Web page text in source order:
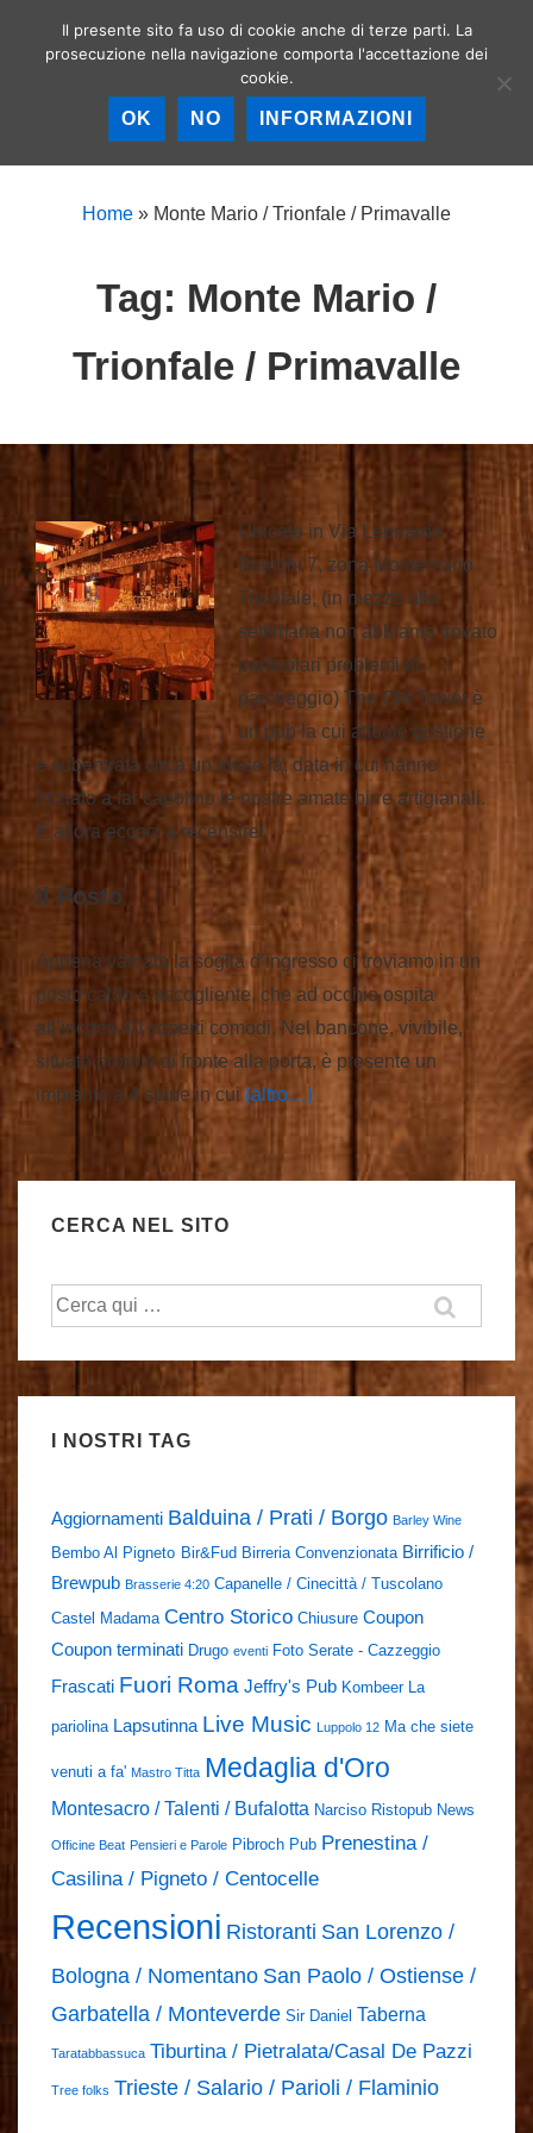
Birrerie artigianali a
Roma – La birra
artigianale nella
principaleHome » Monte Mario / Trionfale / Primavalle
Tag: Monte Mario /
Trionfale / Primavalle
Ubicato in Via Leonardo
Bianchi 7, zona Montemario
Trionfale, (in mezzo alla
settimana non abbiamo trovato
particolari problemi di
parcheggio) The Old Tower è
un pub la cui attuale gestione
è subentrata circa un mese fà, data in cui hanno
iniziato a far capolino le nostre amate birre artigianali.
E allora eccoci a recensire!
Il Posto
Appena varcata la soglia d’ingresso ci troviamo in un
posto caldo e accogliente, che ad occhio ospita
all’incirca 40 coperti comodi. Nel bancone, vivibile,
situato proprio di fronte alla porta, è presente un
impianto a 4 spine in cui (altro…)
CERCA NEL SITO
Cerca:
I NOSTRI TAG
Aggiornamenti Balduina / Prati / Borgo Barley Wine
Bembo Al Pigneto Bir&Fud Birreria Convenzionata Birrificio /
Brewpub Brasserie 4:20 Capanelle / Cinecittà / Tuscolano
Castel Madama Centro Storico Chiusure Coupon
Coupon terminati Drugo eventi Foto Serate - Cazzeggio
Frascati Fuori Roma Jeffry's Pub Kombeer La
pariolina Lapsutinna Live Music Luppolo 12 Ma che siete
venuti a fa' Mastro Titta Medaglia d'Oro
Montesacro / Talenti / Bufalotta Narciso Ristopub News
Officine Beat Pensieri e Parole Pibroch Pub Prenestina /
Casilina / Pigneto / Centocelle
Recensioni Ristoranti San Lorenzo /
Bologna / Nomentano San Paolo / Ostiense /
Garbatella / Monteverde Sir Daniel Taberna
Taratabbassuca Tiburtina / Pietralata/Casal De Pazzi
Tree folks Trieste / Salario / Parioli / Flaminio
Il presente sito fa uso di cookie anche di terze parti. La
prosecuzione nella navigazione comporta l'accettazione dei
cookie.
OK NO INFORMAZIONI